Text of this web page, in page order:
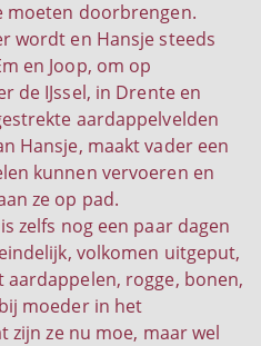
moeten doorbrengen.
wordt en Hansje steeds
en Joop, om op
de IJssel, in Drente en
aardappelvelden
Hansje, maakt vader een
kunnen vervoeren en
ze op pad.
zelfs nog een paar dagen
volkomen uitgeput,
rogge, bonen,
moeder in het
zijn ze nu moe, maar wel